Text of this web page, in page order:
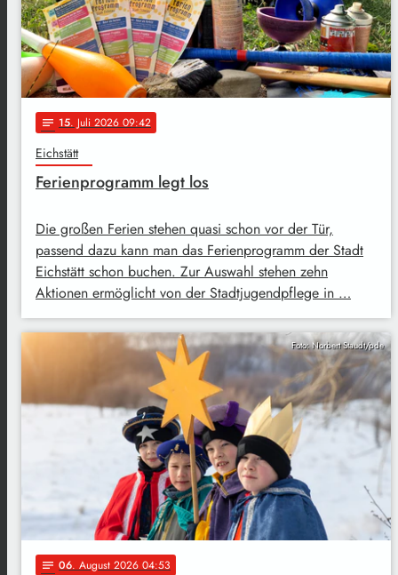
notes 15. Juli 2026 09:42
Eichstätt
Ferienprogramm legt los
Die großen Ferien stehen quasi schon vor der Tür,
passend dazu kann man das Ferienprogramm der Stadt
Eichstätt schon buchen. Zur Auswahl stehen zehn
Aktionen ermöglicht von der Stadtjugendpflege in …
Foto: Norbert Staudt/pde
notes 06. August 2026 04:53